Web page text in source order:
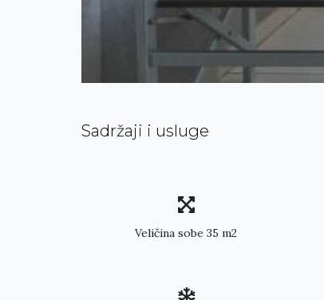
Sadržaji i usluge
Veličina sobe 35 m2